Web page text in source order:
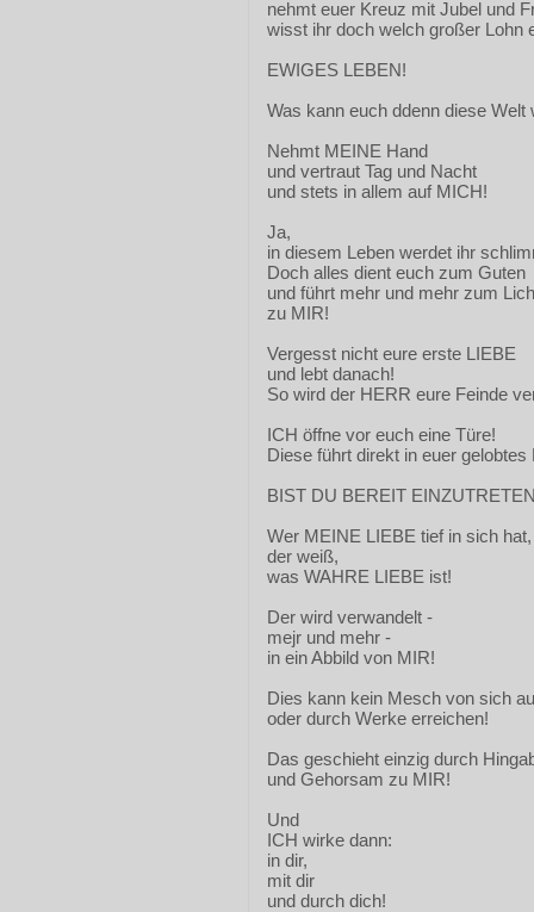
nehmt euer Kreuz mit Jubel und
wisst ihr doch welch großer Lohn
EWIGES LEBEN!
Was kann euch ddenn diese Welt
Nehmt MEINE Hand
und vertraut Tag und Nacht
und stets in allem auf MICH!
Ja,
in diesem Leben werdet ihr
Doch alles dient euch zum Guten
und führt mehr und mehr zum
zu MIR!
Vergesst nicht eure erste LIEBE
und lebt danach!
So wird der HERR eure Feinde
ICH öffne vor euch eine Türe!
Diese führt direkt in euer gelobtes
BIST DU BEREIT
Wer MEINE LIEBE tief in sich hat,
der weiß,
was WAHRE LIEBE ist!
Der wird verwandelt -
mejr und mehr -
in ein Abbild von MIR!
Dies kann kein Mesch von sich
oder durch Werke erreichen!
Das geschieht einzig durch
und Gehorsam zu MIR!
Und
ICH wirke dann:
in dir,
mit dir
und durch dich!